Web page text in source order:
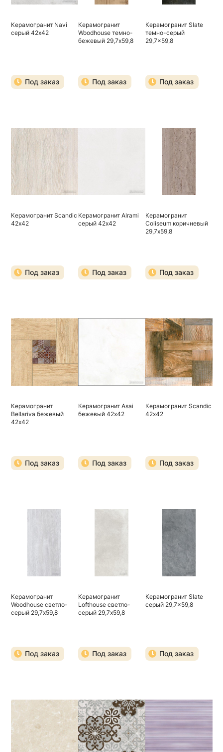
Керамогранит Navi
серый 42х42
Под заказ
Керамогранит
Woodhouse темно-
бежевый 29,7х59,8
Под заказ
Керамогранит Slate
темно-серый
29,7x59,8
Под заказ
Керамогранит Scandic
42х42
Под заказ
Керамогранит Alrami
серый 42х42
Под заказ
Керамогранит
Coliseum коричневый
29,7х59,8
Под заказ
Керамогранит
Bellariva бежевый
42х42
Под заказ
Керамогранит Asai
бежевый 42х42
Под заказ
Керамогранит Scandic
42х42
Под заказ
Керамогранит
Woodhouse светло-
серый 29,7х59,8
Под заказ
Керамогранит
Lofthouse светло-
серый 29,7х59,8
Под заказ
Керамогранит Slate
серый 29,7x59,8
Под заказ